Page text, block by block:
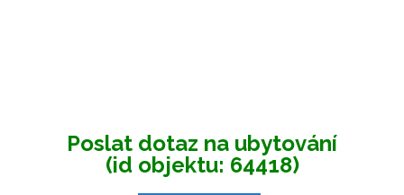
Poslat dotaz na ubytování
(id objektu: 64418)